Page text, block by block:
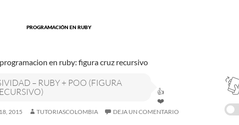
PROGRAMACIÓN EN RUBY
– RUBY + POO (FIGURA
2015 TUTORIASCOLOMBIA DEJA UN COMENTARIO